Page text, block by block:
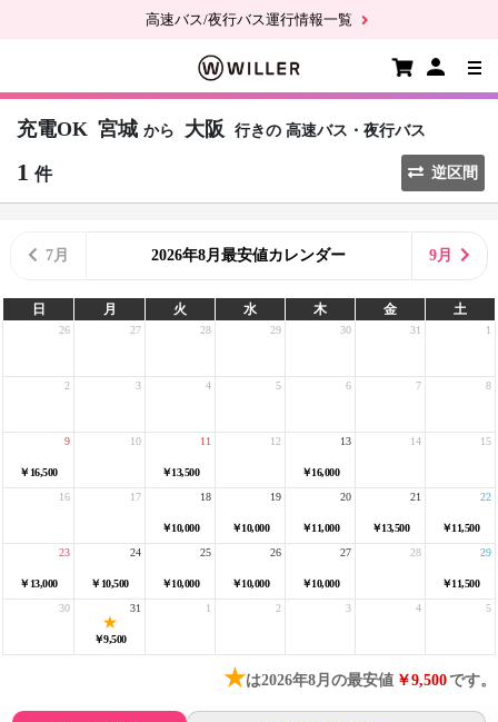
高速バス/夜行バス運行情報一覧
充電OK 宮城 から 大阪 行きの 高速バス・夜行バス
1 件 逆区間
7月 2026年8月最安値カレンダー 9月
日 月 火 水 木 金 土
26 27 28 29 30 31 1
2 3 4 5 6 7 8
￥16,500
9 10
￥13,500
11 12
￥16,000
13 14 15
16 17
￥10,000
18
￥10,000
19
￥11,000
20
￥13,500
21
￥11,500
22
￥13,000
23
￥10,500
24
￥10,000
25
￥10,000
26
￥10,000
27 28
￥11,500
29
30
￥9,500
31 1 2 3 4 5
★は2026年8月の最安値 ￥9,500です。